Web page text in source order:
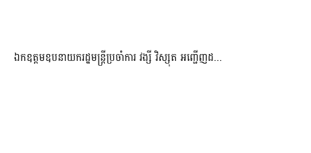
ឯកឧត្តមឧបនាយករដ្ឋមន្រ្តីប្រចាំការ វង្សី វិស្សុត អញ្ជើញដ...